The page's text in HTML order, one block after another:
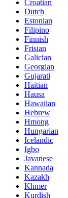
Croatian
Dutch
Estonian
Filipino
Finnish
Frisian
Galician
Georgian
Gujarati
Haitian
Hausa
Hawaiian
Hebrew
Hmong
Hungarian
Icelandic
Igbo
Javanese
Kannada
Kazakh
Khmer
Kurdish